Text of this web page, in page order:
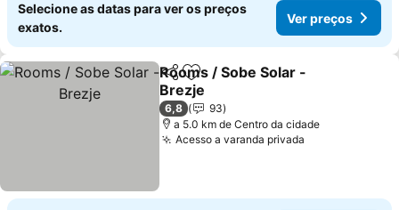
Selecione as datas para ver os preços
exatos.
Ver preços
PartilharAdicionar aos favoritos
Rooms / Sobe Solar -
Brezje
6,8
93
a 5.0 km de Centro da cidade
Acesso a varanda privada